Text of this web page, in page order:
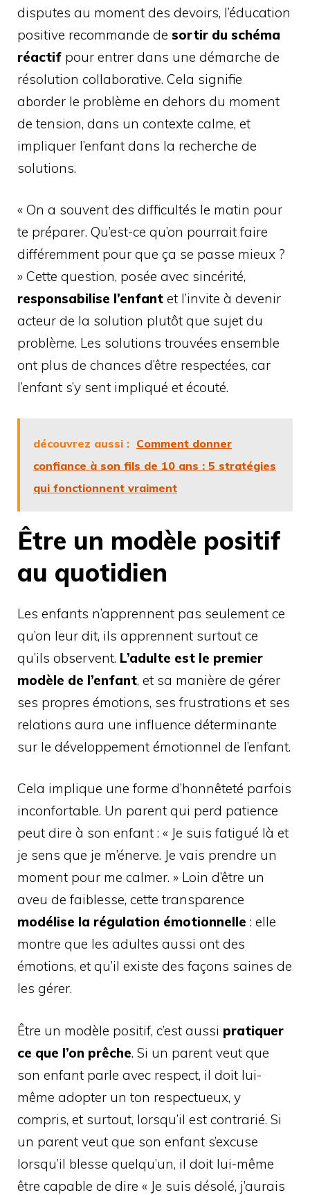
disputes au moment des devoirs, l’éducation
positive recommande de sortir du schéma
réactif pour entrer dans une démarche de
résolution collaborative. Cela signifie
aborder le problème en dehors du moment
de tension, dans un contexte calme, et
impliquer l’enfant dans la recherche de
solutions.
« On a souvent des difficultés le matin pour
te préparer. Qu’est-ce qu’on pourrait faire
différemment pour que ça se passe mieux ?
» Cette question, posée avec sincérité,
responsabilise l’enfant et l’invite à devenir
acteur de la solution plutôt que sujet du
problème. Les solutions trouvées ensemble
ont plus de chances d’être respectées, car
l’enfant s’y sent impliqué et écouté.
découvrez aussi : Comment donner
confiance à son fils de 10 ans : 5 stratégies
qui fonctionnent vraiment
Être un modèle positif
au quotidien
Les enfants n’apprennent pas seulement ce
qu’on leur dit, ils apprennent surtout ce
qu’ils observent. L’adulte est le premier
modèle de l’enfant, et sa manière de gérer
ses propres émotions, ses frustrations et ses
relations aura une influence déterminante
sur le développement émotionnel de l’enfant.
Cela implique une forme d’honnêteté parfois
inconfortable. Un parent qui perd patience
peut dire à son enfant : « Je suis fatigué là et
je sens que je m’énerve. Je vais prendre un
moment pour me calmer. » Loin d’être un
aveu de faiblesse, cette transparence
modélise la régulation émotionnelle : elle
montre que les adultes aussi ont des
émotions, et qu’il existe des façons saines de
les gérer.
Être un modèle positif, c’est aussi pratiquer
ce que l’on prêche. Si un parent veut que
son enfant parle avec respect, il doit lui-
même adopter un ton respectueux, y
compris, et surtout, lorsqu’il est contrarié. Si
un parent veut que son enfant s’excuse
lorsqu’il blesse quelqu’un, il doit lui-même
être capable de dire « Je suis désolé, j’aurais